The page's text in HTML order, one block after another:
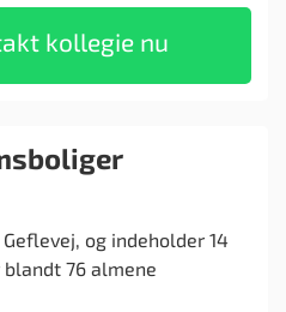
kollegie nu
og indeholder 14
76 almene